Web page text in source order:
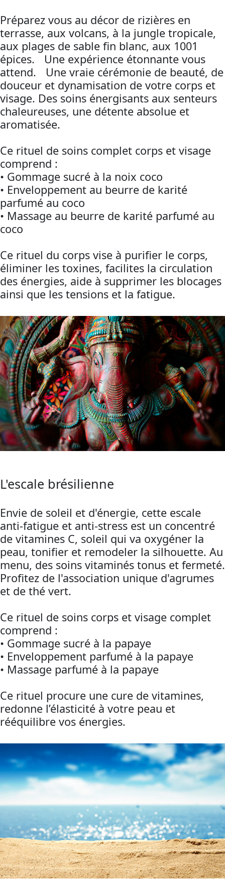
Préparez vous au décor de rizières en
terrasse, aux volcans, à la jungle tropicale,
aux plages de sable fin blanc, aux 1001
épices. Une expérience étonnante vous
attend. Une vraie cérémonie de beauté, de
douceur et dynamisation de votre corps et
visage. Des soins énergisants aux senteurs
chaleureuses, une détente absolue et
aromatisée.
Ce rituel de soins complet corps et visage
comprend :
• Gommage sucré à la noix coco
• Enveloppement au beurre de karité
parfumé au coco
• Massage au beurre de karité parfumé au
coco
Ce rituel du corps vise à purifier le corps,
éliminer les toxines, facilites la circulation
des énergies, aide à supprimer les blocages
ainsi que les tensions et la fatigue.
L'escale brésilienne
Envie de soleil et d'énergie, cette escale
anti-fatigue et anti-stress est un concentré
de vitamines C, soleil qui va oxygéner la
peau, tonifier et remodeler la silhouette. Au
menu, des soins vitaminés tonus et fermeté.
Profitez de l'association unique d'agrumes
et de thé vert.
Ce rituel de soins corps et visage complet
comprend :
• Gommage sucré à la papaye
• Enveloppement parfumé à la papaye
• Massage parfumé à la papaye
Ce rituel procure une cure de vitamines,
redonne l’élasticité à votre peau et
rééquilibre vos énergies.